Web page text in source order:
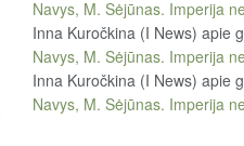
Navys, M. Sėjūnas. Imperija
Inna Kuročkina (I News) apie
Navys, M. Sėjūnas. Imperija
Inna Kuročkina (I News) apie
Navys, M. Sėjūnas. Imperija